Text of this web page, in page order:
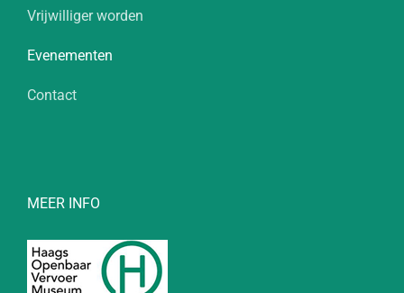
Vrijwilliger worden
Evenementen
Contact
MEER INFO